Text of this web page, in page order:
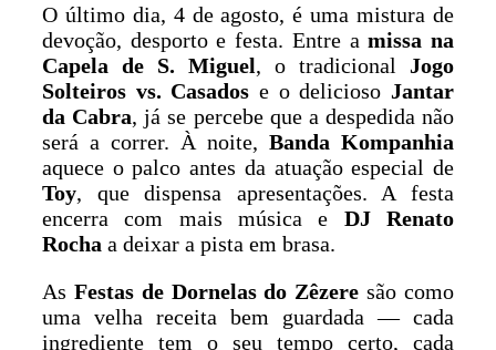
O último dia, 4 de agosto, é uma mistura de
devoção, desporto e festa. Entre amissa na
Capela de S. Miguel, o tradicional Jogo
Solteiros vs. Casados e o deliciosoJantar
da Cabra, já se percebe que a despedida não
será a correr. À noite, Banda Kompanhia
aquece o palco antes da atuação especial de
Toy, que dispensa apresentações. A festa
encerra com mais música e DJ Renato
Rocha a deixar a pista em brasa.
As Festas de Dornelas do Zêzere são como
uma velha receita bem guardada — cada
ingrediente tem o seu tempo certo, cada